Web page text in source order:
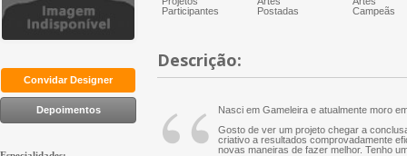
Convidar Designer
Depoimentos
Participantes
Postadas
Campeãs
Descrição:
Nasci em Gameleira e atualmente moro
Gosto de ver um projeto chegar a
criativo a resultados comprovadamente
novas maneiras de fazer melhor. Tenho